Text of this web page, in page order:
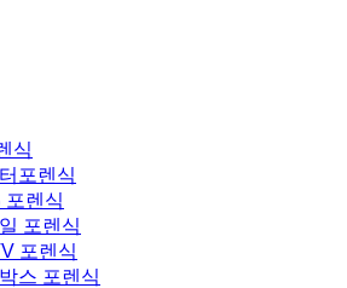
식
포렌식
포렌식
포렌식
포렌식
스 포렌식